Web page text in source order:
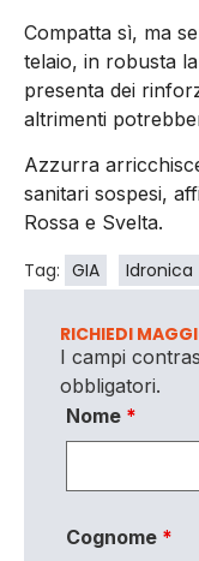
Compatta sì, ma
telaio, in robusta
presenta dei
altrimenti
Azzurra
sanitari sospesi,
Rossa e Svelta.
Tag: GIA Idronica
RICHIEDI
I campi
obbligatori.
Nome *
Cognome *